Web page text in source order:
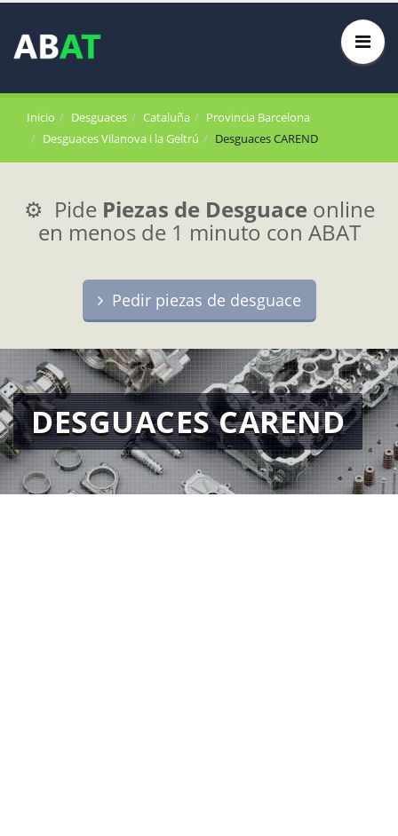
Inicio Desguaces Cataluña
Provincia Barcelona
Desguaces Vilanova i la Geltrú
Desguaces CAREND
⚙️ Pide Piezas de Desguace online
en menos de 1 minuto con ABAT
Pedir piezas de desguace
DESGUACES CAREND